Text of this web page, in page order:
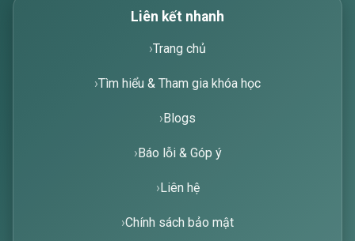
Liên kết nhanh
Trang chủ
Tìm hiểu & Tham gia khóa học
Blogs
Báo lỗi & Góp ý
Liên hệ